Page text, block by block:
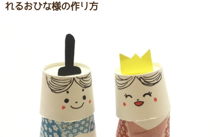
れるおひな様の作り方